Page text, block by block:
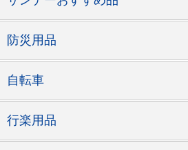
防災用品
自転車
行楽用品